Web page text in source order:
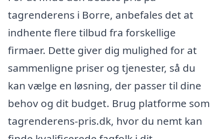
tagrenderens i Borre, anbefales det at
indhente flere tilbud fra forskellige
firmaer. Dette giver dig mulighed for at
sammenligne priser og tjenester, så du
kan vælge en løsning, der passer til dine
behov og dit budget. Brug platforme som
tagrenderens-pris.dk, hvor du nemt kan